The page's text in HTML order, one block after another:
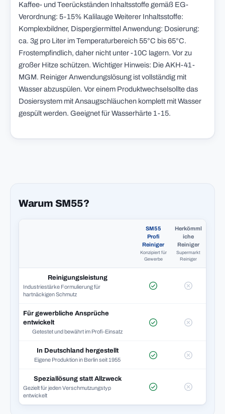
Kaffee- und Teerückständen Inhaltsstoffe gemäß EG-
Verordnung: 5-15% Kalilauge Weiterer Inhaltsstoffe:
Komplexbildner, Dispergiermittel Anwendung: Dosierung:
ca. 3g pro Liter im Temperaturbereich 55°C bis 65°C.
Frostempfindlich, daher nicht unter -10C lagern. Vor zu
großer Hitze schützen. Wichtiger Hinweis: Die AKH-41-
MGM. Reiniger Anwendungslösung ist vollständig mit
Wasser abzuspülen. Vor einem Produktwechselsollte das
Dosiersystem mit Ansaugschläuchen komplett mit Wasser
gespült werden. Geeignet für Wasserhärte 1-15.
Warum SM55?
SM55
Profi
Reiniger
Konzipiert für
Gewerbe
Herkömml
iche
Reiniger
Supermarkt
Reiniger
Reinigungsleistung
Industriestärke Formulierung für
hartnäckigen Schmutz
Für gewerbliche Ansprüche
entwickelt
Getestet und bewährt im Profi-Einsatz
In Deutschland hergestellt
Eigene Produktion in Berlin seit 1955
Speziallösung statt Allzweck
Gezielt für jeden Verschmutzungstyp
entwickelt